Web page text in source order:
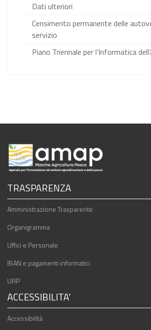
Dati ulteriori
Censimento permanente delle
servizio
Piano Triennale per l’Informatica
TRASPARENZA
Amministrazione Trasparente
Organigramma
Uffici e Personale
IBAN e pagamenti informatici
URP
ACCESSIBILITA'
Accessibilità